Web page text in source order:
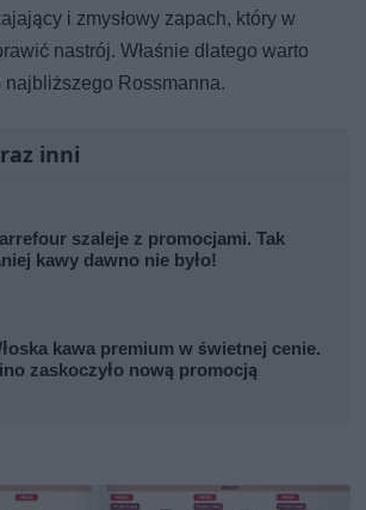
i zmysłowy zapach, który w
nastrój. Właśnie dlatego warto
najbliższego Rossmanna.
inni
szaleje z promocjami. Tak
kawy dawno nie było!
kawa premium w świetnej cenie.
zaskoczyło nową promocją